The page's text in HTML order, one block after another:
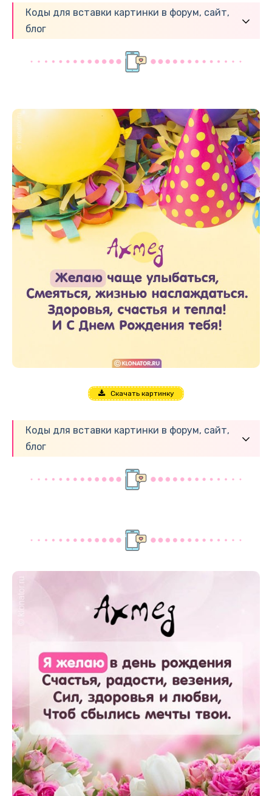
Коды для вставки картинки в форум, сайт,
блог
Скачать картинку
Коды для вставки картинки в форум, сайт,
блог